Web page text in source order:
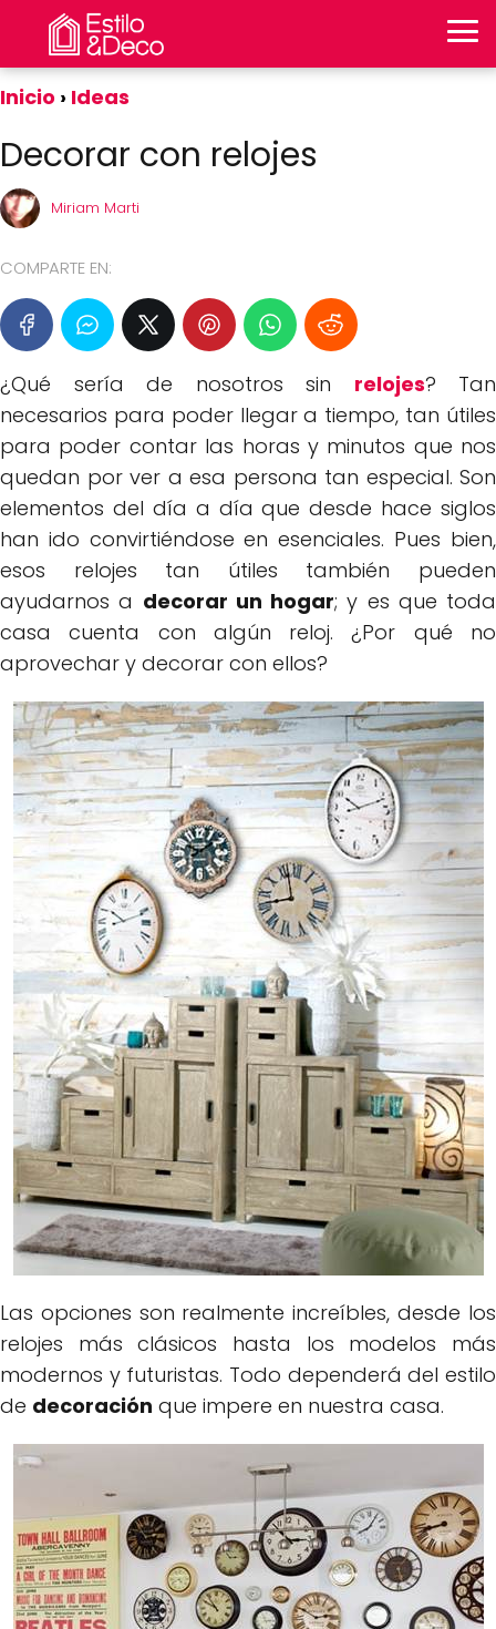
Inicio Ideas
Decorar con relojes
Miriam Marti
COMPARTE EN:
¿Qué sería de nosotros sin relojes? Tan
necesarios para poder llegar a tiempo, tan útiles
para poder contar las horas y minutos que nos
quedan por ver a esa persona tan especial. Son
elementos del día a día que desde hace siglos
han ido convirtiéndose en esenciales. Pues bien,
esos relojes tan útiles también pueden
ayudarnos a decorar un hogar; y es que toda
casa cuenta con algún reloj. ¿Por qué no
aprovechar y decorar con ellos?
Las opciones son realmente increíbles, desde los
relojes más clásicos hasta los modelos más
modernos y futuristas. Todo dependerá del estilo
de decoración que impere en nuestra casa.